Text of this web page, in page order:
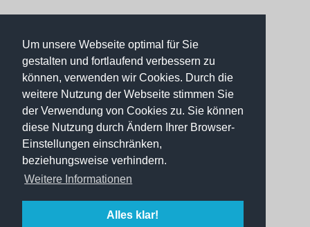
Um unsere Webseite optimal für Sie
gestalten und fortlaufend verbessern zu
können, verwenden wir Cookies. Durch die
weitere Nutzung der Webseite stimmen Sie
der Verwendung von Cookies zu. Sie können
diese Nutzung durch Ändern Ihrer Browser-
Einstellungen einschränken,
beziehungsweise verhindern.
Weitere Informationen
Alles klar!